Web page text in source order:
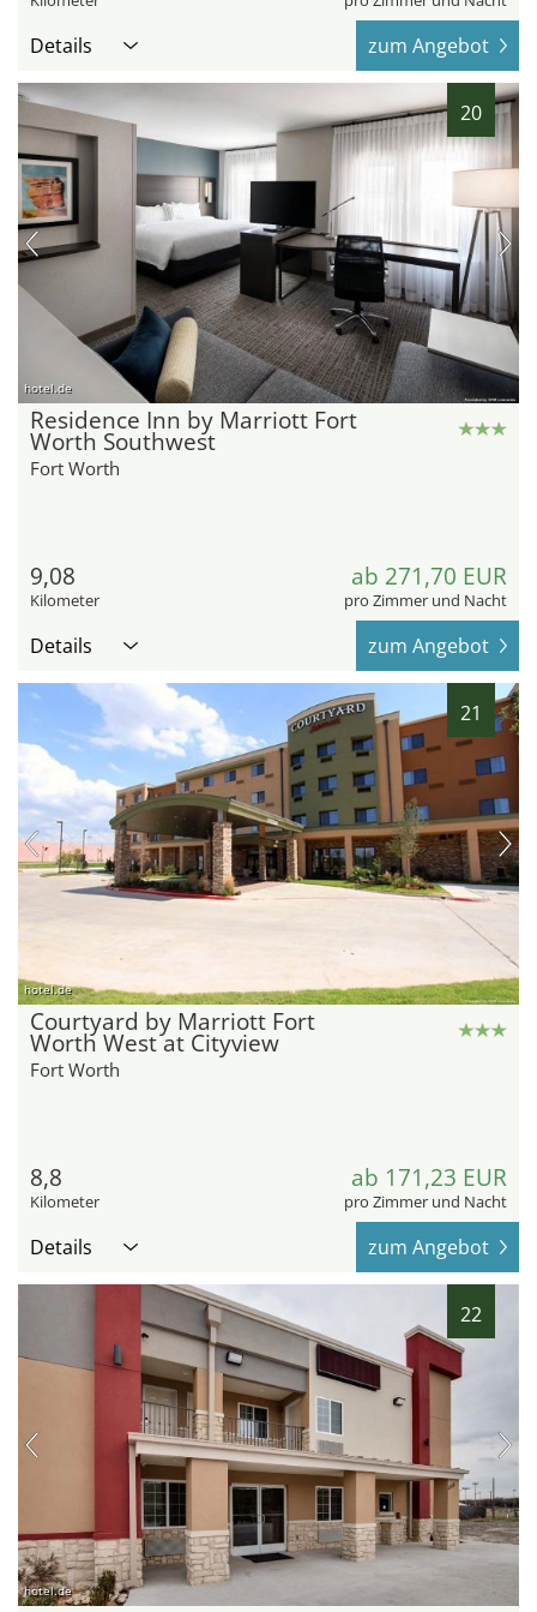
Details zum Angebot
20
hotel.de
Residence Inn by Marriott Fort
Worth Southwest
Fort Worth
9,08
Kilometer
ab 271,70 EUR
pro Zimmer und Nacht
Details zum Angebot
21
hotel.de
Courtyard by Marriott Fort
Worth West at Cityview
Fort Worth
8,8
Kilometer
ab 171,23 EUR
pro Zimmer und Nacht
Details zum Angebot
22
hotel.de